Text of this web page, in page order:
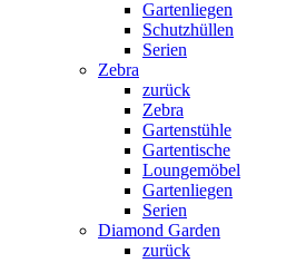
Gartenliegen
Schutzhüllen
Serien
Zebra
zurück
Zebra
Gartenstühle
Gartentische
Loungemöbel
Gartenliegen
Serien
Diamond Garden
zurück